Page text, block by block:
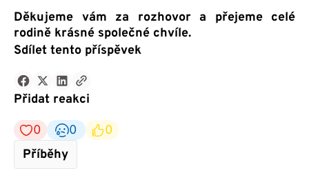
Děkujeme vám za rozhovor a přejeme celé
rodině krásné společné chvíle.
Sdílet tento příspěvek
Přidat reakci
0
0
0
Příběhy